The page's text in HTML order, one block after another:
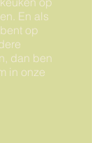
En als
op
dan ben
in onze